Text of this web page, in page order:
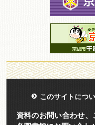
このサイトにつ
資料のお問い合わせ